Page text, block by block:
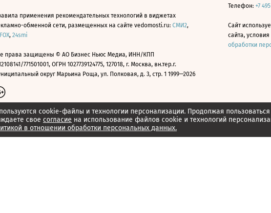
cookie-файлы и технологии персонализации. Продолжая
свое согласие на использование файлов cookie и технологий
в отношении обработки персональных данных.
применения рекомендательных технологий в виджетах
обменной сети, размещенных на сайте vedomosti.ru: СМИ2,
, 24smi
права защищены © АО Бизнес Ньюс Медиа, ИНН/КПП
771501001, ОГРН 1027739124775, 127018, г. Москва, вн.тер.г.
округ Марьина Роща, ул. Полковая, д. 3, стр. 1 1999—2026
Телефон: +7
Сайт
сайта,
обработки